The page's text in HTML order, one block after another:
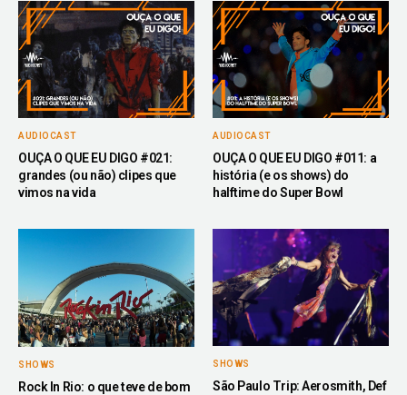
AUDIOCAST
OUÇA O QUE EU DIGO #021:
grandes (ou não) clipes que
vimos na vida
AUDIOCAST
OUÇA O QUE EU DIGO #011: a
história (e os shows) do
halftime do Super Bowl
SHOWS
Rock In Rio: o que teve de bom
SHOWS
São Paulo Trip: Aerosmith, Def